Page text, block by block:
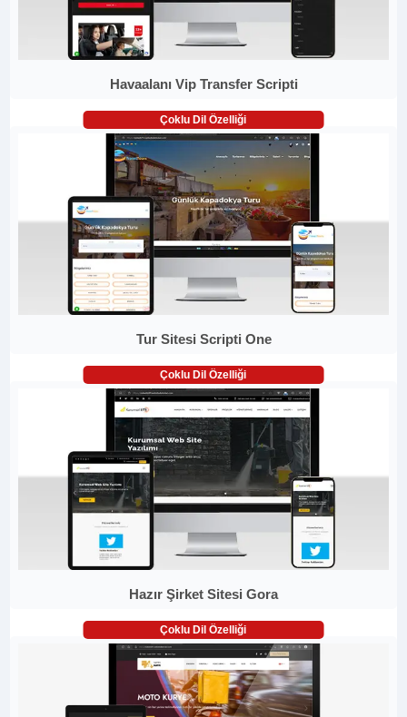
Havaalanı Vip Transfer Scripti
Çoklu Dil Özelliği
Tur Sitesi Scripti One
Çoklu Dil Özelliği
Hazır Şirket Sitesi Gora
Çoklu Dil Özelliği